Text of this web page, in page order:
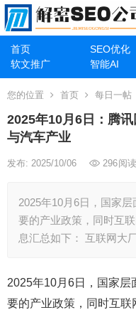
首页 SEO优化
软文推广
智能AI
您的位置 首页 每日一帖
2025年10月6日：腾
与汽车产业
发布: 2025/10/06 296阅读
2025年10月6日，国家
要的产业政策，同时互
息汇总如下： 互联网大
2025年10月6日，国家层
要的产业政策，同时互